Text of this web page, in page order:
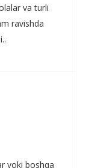
va turli
ravishda
yoki boshqa